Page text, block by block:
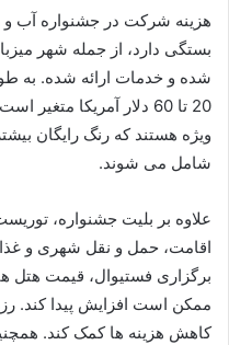
هزینه شرکت در جشنواره آب و
بستگی دارد، از جمله شهر
شده و خدمات ارائه شده. به
20 تا 60 دلار آمریکا
شامل می شوند.
علاوه بر بلیت جشنواره،
اقامت، حمل و نقل شهری و غذا
برگزاری فستیوال، قیمت
ممکن است افزایش پیدا کند.
کاهش هزینه ها کمک کند.